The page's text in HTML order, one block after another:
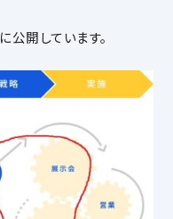
に公開しています。